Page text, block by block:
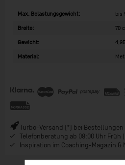
Max. Belastungsgewicht: bis
Breite: 70
Gewicht:
Material:
Turbo-Versand (*) bei Bestellungen
Telefonberatung ab 08:00 Uhr Früh
Inspiration im Coaching-Magazin &